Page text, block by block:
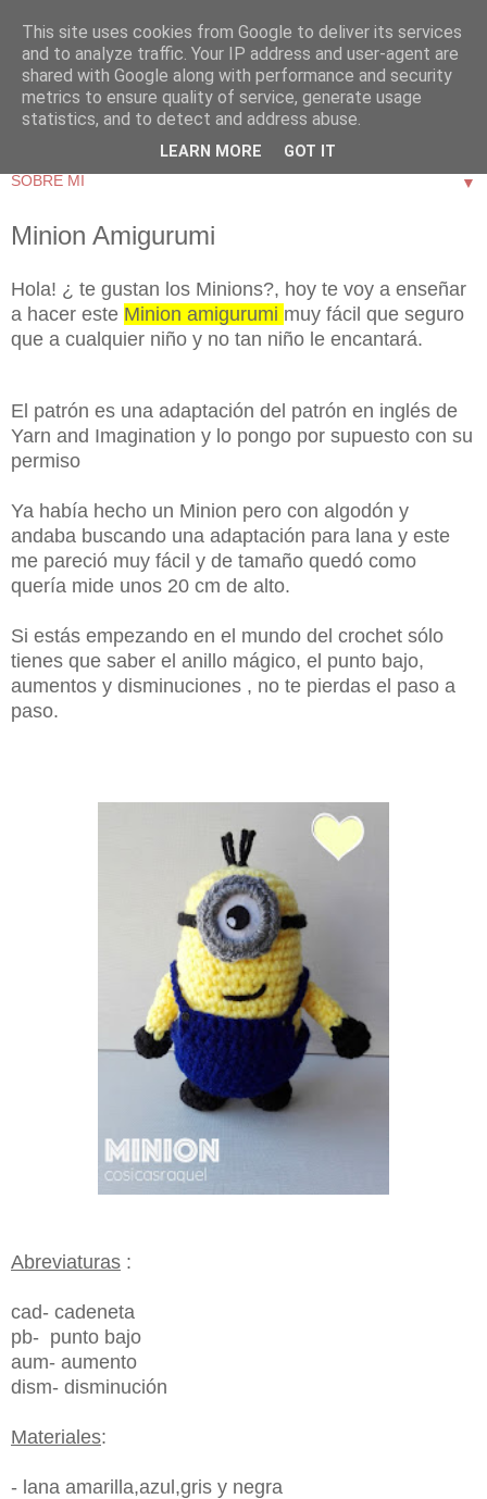
▼
Minion Amigurumi
Hola! ¿ te gustan los Minions?, hoy te voy a enseñar
a hacer este Minion amigurumi muy fácil que seguro
que a cualquier niño y no tan niño le encantará.
El patrón es una adaptación del patrón en inglés de
Yarn and Imagination y lo pongo por supuesto con su
permiso
Ya había hecho un Minion pero con algodón y
andaba buscando una adaptación para lana y este
me pareció muy fácil y de tamaño quedó como
quería mide unos 20 cm de alto.
Si estás empezando en el mundo del crochet sólo
tienes que saber el anillo mágico, el punto bajo,
aumentos y disminuciones , no te pierdas el paso a
paso.
Abreviaturas :
cad- cadeneta
pb- punto bajo
aum- aumento
dism- disminución
Materiales:
- lana amarilla,azul,gris y negra
This site uses cookies from Google to deliver its services
and to analyze traffic. Your IP address and user-agent are
shared with Google along with performance and security
metrics to ensure quality of service, generate usage
statistics, and to detect and address abuse.
LEARN MORE GOT IT